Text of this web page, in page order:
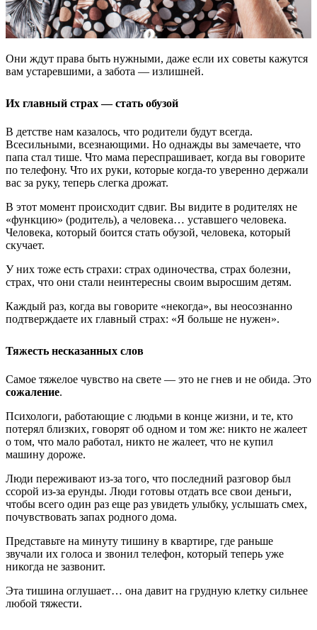
Они ждут права быть нужными, даже если их советы кажутся
вам устаревшими, а забота — излишней.
Их главный страх — стать обузой
В детстве нам казалось, что родители будут всегда.
Всесильными, всезнающими. Но однажды вы замечаете, что
папа стал тише. Что мама переспрашивает, когда вы говорите
по телефону. Что их руки, которые когда-то уверенно держали
вас за руку, теперь слегка дрожат.
В этот момент происходит сдвиг. Вы видите в родителях не
«функцию» (родитель), а человека… уставшего человека.
Человека, который боится стать обузой, человека, который
скучает.
У них тоже есть страхи: страх одиночества, страх болезни,
страх, что они стали неинтересны своим выросшим детям.
Каждый раз, когда вы говорите «некогда», вы неосознанно
подтверждаете их главный страх: «Я больше не нужен».
Тяжесть несказанных слов
Самое тяжелое чувство на свете — это не гнев и не обида. Это
сожаление.
Психологи, работающие с людьми в конце жизни, и те, кто
потерял близких, говорят об одном и том же: никто не жалеет
о том, что мало работал, никто не жалеет, что не купил
машину дороже.
Люди переживают из-за того, что последний разговор был
ссорой из-за ерунды. Люди готовы отдать все свои деньги,
чтобы всего один раз еще раз увидеть улыбку, услышать смех,
почувствовать запах родного дома.
Представьте на минуту тишину в квартире, где раньше
звучали их голоса и звонил телефон, который теперь уже
никогда не зазвонит.
Эта тишина оглушает… она давит на грудную клетку сильнее
любой тяжести.